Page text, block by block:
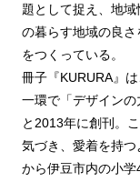
題として捉え、地
の暮らす地域の良
をつくっている。
冊子『KURURA』
一環で「デザイン
と2013年に創刊。
気づき、愛着を持
から伊豆市内の小学